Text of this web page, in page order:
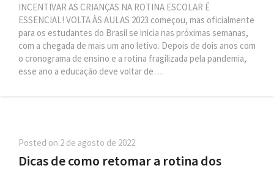
INCENTIVAR AS CRIANÇAS NA ROTINA ESCOLAR É
ESSENCIAL! VOLTA ÀS AULAS 2023 começou, mas oficialmente
para os estudantes do Brasil se inicia nas próximas semanas,
com a chegada de mais um ano letivo. Depois de dois anos com
o cronograma de ensino e a rotina fragilizada pela pandemia,
esse ano a educação deve voltar de…
Posted on 2 de agosto de 2022
Dicas de como retomar a rotina dos